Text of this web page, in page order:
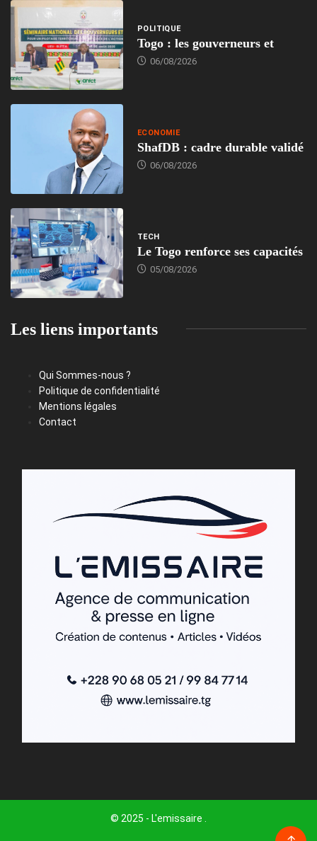
POLITIQUE
Togo : les gouverneurs et
06/08/2026
ECONOMIE
ShafDB : cadre durable validé
06/08/2026
TECH
Le Togo renforce ses capacités
05/08/2026
Les liens importants
Qui Sommes-nous ?
Politique de confidentialité
Mentions légales
Contact
© 2025 - L'emissaire .